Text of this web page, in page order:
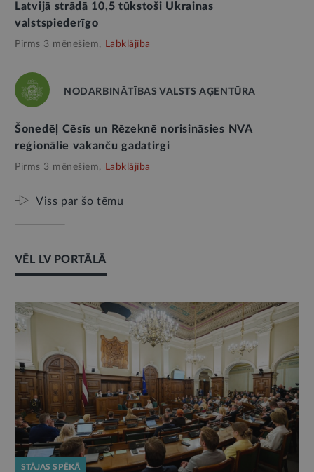
Latvijā strādā 10,5 tūkstoši Ukrainas
valstspiederīgo
Pirms 3 mēnešiem, Labklājība
NODARBINĀTĪBAS VALSTS AĢENTŪRA
Šonedēļ Cēsīs un Rēzeknē norisināsies NVA
reģionālie vakanču gadatirgi
Pirms 3 mēnešiem, Labklājība
Viss par šo tēmu
VĒL LV PORTĀLĀ
STĀJAS SPĒKĀ